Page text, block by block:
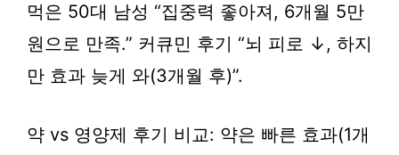
먹은 50대 남성 “집중력 좋아져, 6개월 5만
원으로 만족.” 커큐민 후기 “뇌 피로 ↓, 하지
만 효과 늦게 와(3개월 후)”.
약 vs 영양제 후기 비교: 약은 빠른 효과(1개